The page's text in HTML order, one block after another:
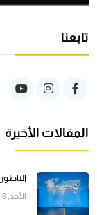
تابعنا
المقالات الأخيرة
الأحد, 9 أغسطس 2026, 0:27